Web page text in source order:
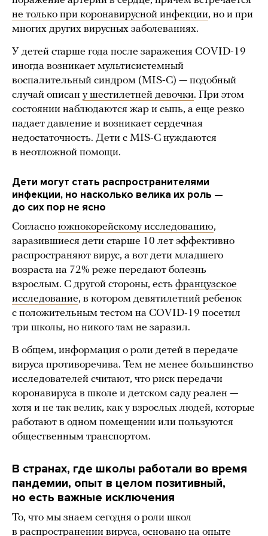
не только при коронавирусной инфекции, но и при
многих других вирусных заболеваниях.
У детей старше года после заражения COVID-19
иногда возникает мультисистемный
воспалительный синдром (MIS-C) — подобный
случай описан у шестилетней девочки. При этом
состоянии наблюдаются жар и сыпь, а еще резко
падает давление и возникает сердечная
недостаточность. Дети с MIS-C нуждаются
в неотложной помощи.
Дети могут стать распространителями
инфекции, но насколько велика их роль —
до сих пор не ясно
Согласно южнокорейскому исследованию,
заразившиеся дети старше 10 лет эффективно
распространяют вирус, а вот дети младшего
возраста на 72% реже передают болезнь
взрослым. С другой стороны, есть французское
исследование, в котором девятилетний ребенок
с положительным тестом на COVID-19 посетил
три школы, но никого там не заразил.
В общем, информация о роли детей в передаче
вируса противоречива. Тем не менее большинство
исследователей считают, что риск передачи
коронавируса в школе и детском саду реален —
хотя и не так велик, как у взрослых людей, которые
работают в одном помещении или пользуются
общественным транспортом.
В странах, где школы работали во время
пандемии, опыт в целом позитивный,
но есть важные исключения
То, что мы знаем сегодня о роли школ
в распространении вируса, основано на опыте